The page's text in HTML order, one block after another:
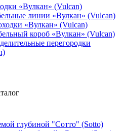
«Вулкан» (Vulcan)
линии «Вулкан» (Vulcan)
«Вулкан» (Vulcan)
короб «Вулкан» (Vulcan)
перегородки
глубиной "Сотто" (Sotto)